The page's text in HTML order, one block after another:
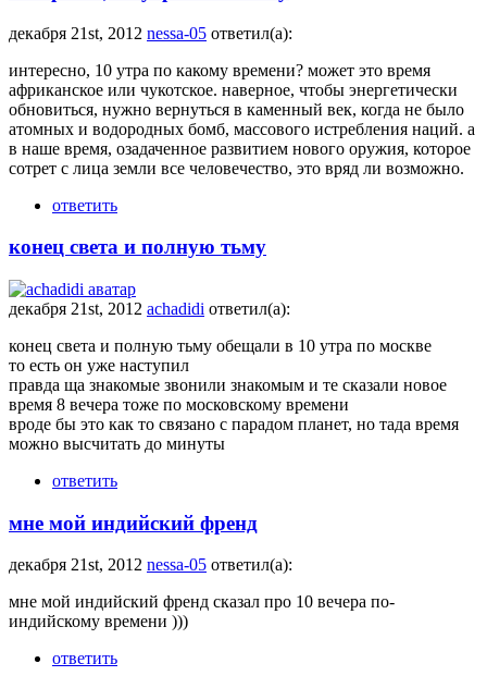
декабря 21st, 2012 nessa-05 ответил(а):
интересно, 10 утра по какому времени? может это время
африканское или чукотское. наверное, чтобы энергетически
обновиться, нужно вернуться в каменный век, когда не было
атомных и водородных бомб, массового истребления наций. а
в наше время, озадаченное развитием нового оружия, которое
сотрет с лица земли все человечество, это вряд ли возможно.
ответить
конец света и полную тьму
декабря 21st, 2012 achadidi ответил(а):
конец света и полную тьму обещали в 10 утра по москве
то есть он уже наступил
правда ща знакомые звонили знакомым и те сказали новое
время 8 вечера тоже по московскому времени
вроде бы это как то связано с парадом планет, но тада время
можно высчитать до минуты
ответить
мне мой индийский френд
декабря 21st, 2012 nessa-05 ответил(а):
мне мой индийский френд сказал про 10 вечера по-
индийскому времени )))
ответить